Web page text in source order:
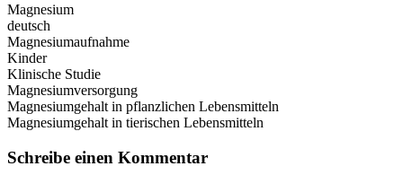
Magnesium
deutsch
Magnesiumaufnahme
Kinder
Klinische Studie
Magnesiumversorgung
Magnesiumgehalt in pflanzlichen Lebensmitteln
Magnesiumgehalt in tierischen Lebensmitteln
Schreibe einen Kommentar